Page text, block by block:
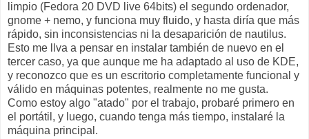
limpio (Fedora 20 DVD live 64bits) el segundo ordenador,
gnome + nemo, y funciona muy fluido, y hasta diría que más
rápido, sin inconsistencias ni la desaparición de nautilus.
Esto me llva a pensar en instalar también de nuevo en el
tercer caso, ya que aunque me ha adaptado al uso de KDE,
y reconozco que es un escritorio completamente funcional y
válido en máquinas potentes, realmente no me gusta.
Como estoy algo "atado" por el trabajo, probaré primero en
el portátil, y luego, cuando tenga más tiempo, instalaré la
máquina principal.